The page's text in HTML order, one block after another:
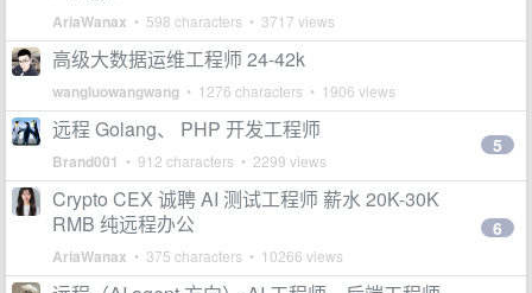
AriaWanax • 598 characters • 3717 views
高级大数据运维工程师 24-42k
wangluowangwang • 1276 characters • 1906 views
远程 Golang、 PHP 开发工程师
Brand001 • 912 characters • 2299 views
5
Crypto CEX 诚聘 AI 测试工程师 薪水 20K-30K
RMB 纯远程办公
AriaWanax • 375 characters • 10266 views
6